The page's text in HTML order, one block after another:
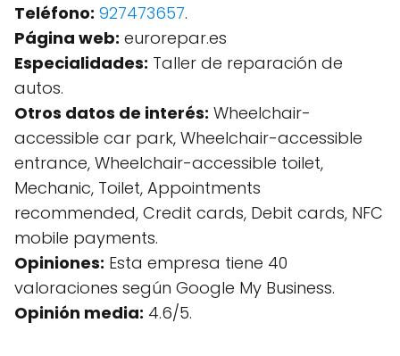
Teléfono: 927473657.
Página web: eurorepar.es
Especialidades: Taller de reparación de
autos.
Otros datos de interés: Wheelchair-
accessible car park, Wheelchair-accessible
entrance, Wheelchair-accessible toilet,
Mechanic, Toilet, Appointments
recommended, Credit cards, Debit cards, NFC
mobile payments.
Opiniones: Esta empresa tiene 40
valoraciones según Google My Business.
Opinión media: 4.6/5.